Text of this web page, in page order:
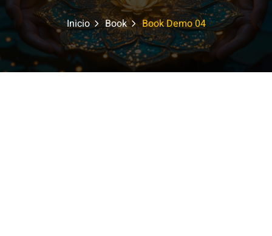
Inicio Book Book Demo 04